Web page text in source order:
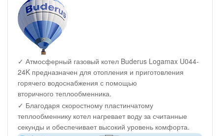
✓ Атмосферный газовый котел Buderus Logamax U044-
24K предназначен для отопления и приготовления
горячего водоснабжения с помощью
вторичного теплообменника.
✓ Благодаря скоростному пластинчатому
теплообменнику котел нагревает воду за считанные
секунды и обеспечивает высокий уровень комфорта.